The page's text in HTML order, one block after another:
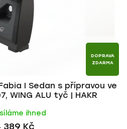
DOPRAVA
ZDARMA
I Sedan s přípravou ve
WING ALU tyč | HAKR
ihned
389 Kč